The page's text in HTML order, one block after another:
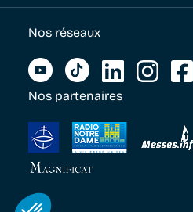
Nos réseaux
Nos partenaires